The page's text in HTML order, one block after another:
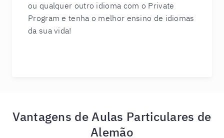
ou qualquer outro idioma com o Private
Program e tenha o melhor ensino de idiomas
da sua vida!
Vantagens de Aulas Particulares de
Alemão